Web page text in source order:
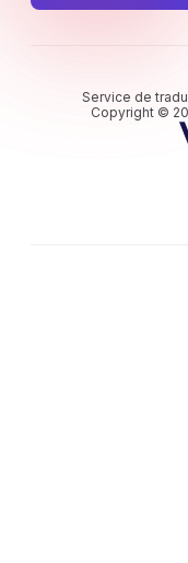
Service de
Copyright ©